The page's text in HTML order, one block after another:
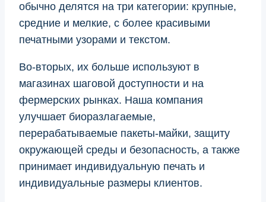
обычно делятся на три категории: крупные,
средние и мелкие, с более красивыми
печатными узорами и текстом.
Во-вторых, их больше используют в
магазинах шаговой доступности и на
фермерских рынках. Наша компания
улучшает биоразлагаемые,
перерабатываемые пакеты-майки, защиту
окружающей среды и безопасность, а также
принимает индивидуальную печать и
индивидуальные размеры клиентов.